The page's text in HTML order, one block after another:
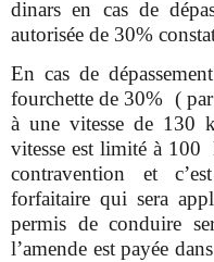
dinars en cas de
autorisée de 30%
En cas de
fourchette de 30% (
à une vitesse de 130
vitesse est limité à 100
contravention et
forfaitaire qui sera
permis de conduire
l’amende est payée